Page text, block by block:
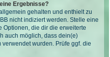
Ergebnisse?
gehalten und enthielt zu
nicht indiziert werden. Stelle eine
Optionen, die dir die erweiterte
auch möglich, dass dein(e)
wurden. Prüfe ggf. die